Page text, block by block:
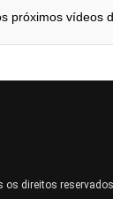
próximos vídeos
os direitos reservados.